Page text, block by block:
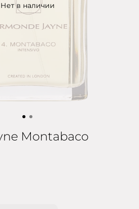
Нет в наличии
Montabaco